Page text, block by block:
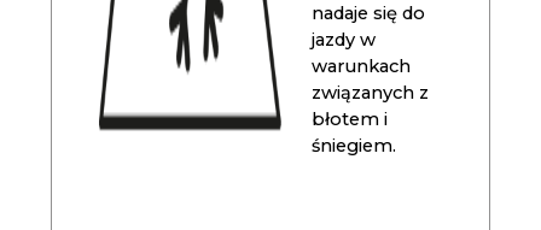
nadaje się do
jazdy w
warunkach
związanych z
błotem i
śniegiem.